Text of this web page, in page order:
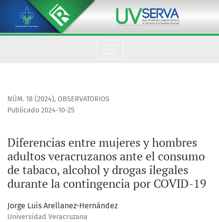
Diferencias entre mujeres y hombres adultos veracruzanos
NÚM. 18 (2024), OBSERVATORIOS
Diferencias entre mujeres y hombres
adultos veracruzanos ante el consumo
de tabaco, alcohol y drogas ilegales
durante la contingencia por COVID-19
Publicado 2024-10-25
Jorge Luis Arellanez-Hernández
Universidad Veracruzana